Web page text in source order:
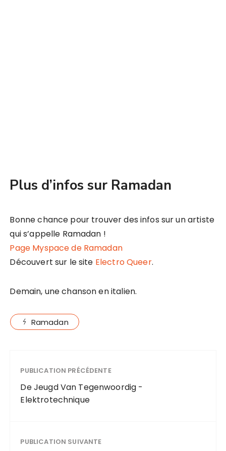
Plus d’infos sur Ramadan
Bonne chance pour trouver des infos sur un artiste
qui s’appelle Ramadan !
Page Myspace de Ramadan
Découvert sur le site Electro Queer.
Demain, une chanson en italien.
Ramadan
PUBLICATION PRÉCÉDENTE
De Jeugd Van Tegenwoordig -
Elektrotechnique
PUBLICATION SUIVANTE